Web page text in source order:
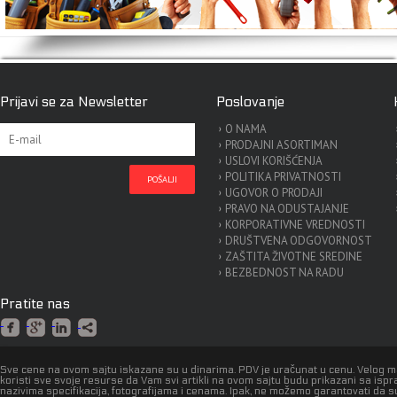
Prijavi se za Newsletter Poslovanje
O NAMA
PRODAJNI ASORTIMAN
USLOVI KORIŠĆENJA
POLITIKA PRIVATNOSTI
UGOVOR O PRODAJI
PRAVO NA ODUSTAJANJE
KORPORATIVNE VREDNOSTI
DRUŠTVENA ODGOVORNOST
ZAŠTITA ŽIVOTNE SREDINE
BEZBEDNOST NA RADU
Pratite nas
Sve cene na ovom sajtu iskazane su u dinarima. PDV je uračunat u cenu. Velog
koristi sve svoje resurse da Vam svi artikli na ovom sajtu budu prikazani sa
nazivima specifikacija, fotografijama i cenama. Ipak, ne možemo garantovati da